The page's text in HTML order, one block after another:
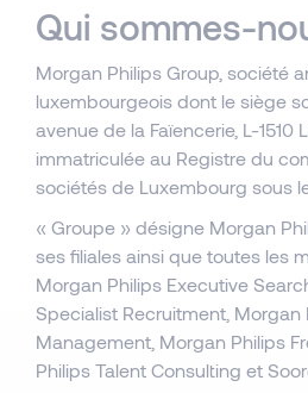
Qui sommes-
Morgan Philips Group, société
luxembourgeois dont le siège
avenue de la Faïencerie, L-1510
immatriculée au Registre du
sociétés de Luxembourg sous
« Groupe » désigne Morgan
ses filiales ainsi que toutes les
Morgan Philips Executive
Specialist Recruitment, Morgan
Management, Morgan Philips
Philips Talent Consulting et